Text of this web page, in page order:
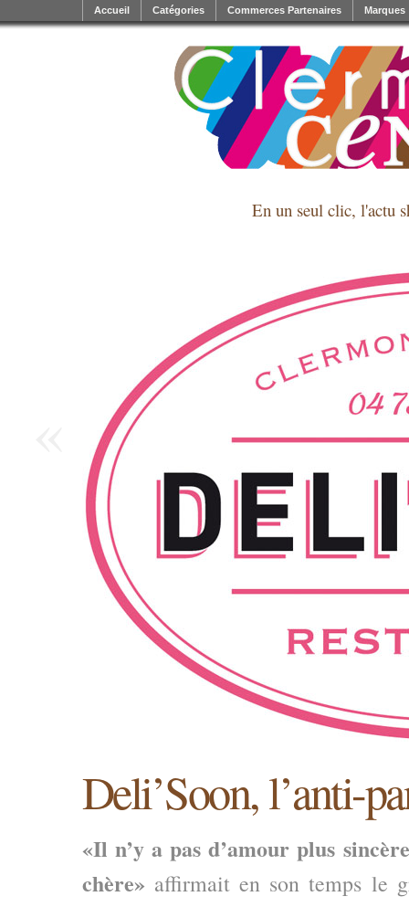
En un seul clic, l'actu
Accueil Catégories Commerces Partenaires Marques
Deli’Soon, l’anti-
«Il n’y a pas d’amour plus
chère» affirmait en son temps le